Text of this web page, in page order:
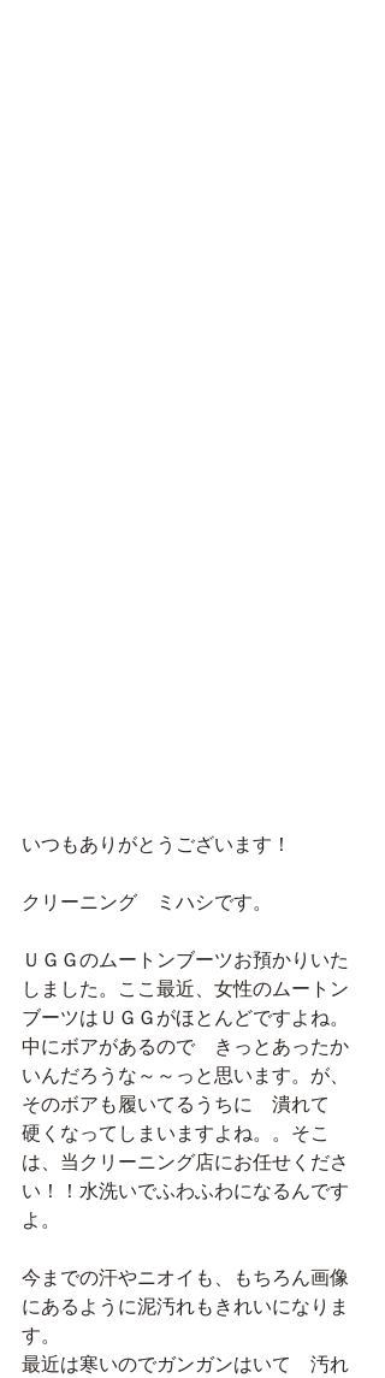
いつもありがとうございます！
クリーニング　ミハシです。
ＵＧＧのムートンブーツお預かりいた
しました。ここ最近、女性のムートン
ブーツはＵＧＧがほとんどですよね。
中にボアがあるので　きっとあったか
いんだろうな～～っと思います。が、
そのボアも履いてるうちに　潰れて
硬くなってしまいますよね。。そこ
は、当クリーニング店にお任せくださ
い！！水洗いでふわふわになるんです
よ。
今までの汗やニオイも、もちろん画像
にあるように泥汚れもきれいになりま
す。
最近は寒いのでガンガンはいて　汚れ